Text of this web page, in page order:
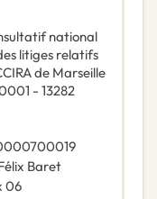
national
litiges relatifs
de Marseille
- 13282
Baret
06